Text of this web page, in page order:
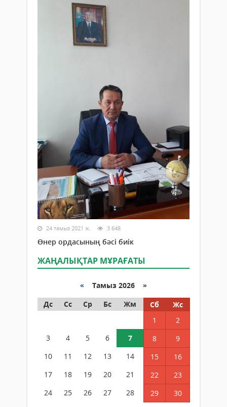
24 тамыз 2021 ж. 3 648
Өнер ордасының бәсі биік
ЖАҢАЛЫҚТАР МҰРАҒАТЫ
« Тамыз 2026 »
Дс
Сс Ср Бс Жм Сб
Жс
1
2
3
4 5 6 7 8
9
10
11 12 13 14 15
16
17
18 19 20 21 22
23
24
25 26 27 28 29
30